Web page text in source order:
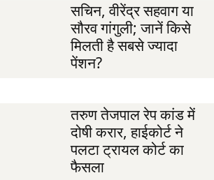
सचिन, वीरेंद्र सहवाग या
सौरव गांगुली; जानें किसे
मिलती है सबसे ज्यादा
पेंशन?
तरुण तेजपाल रेप कांड में
दोषी करार, हाईकोर्ट ने
पलटा ट्रायल कोर्ट का
फैसला